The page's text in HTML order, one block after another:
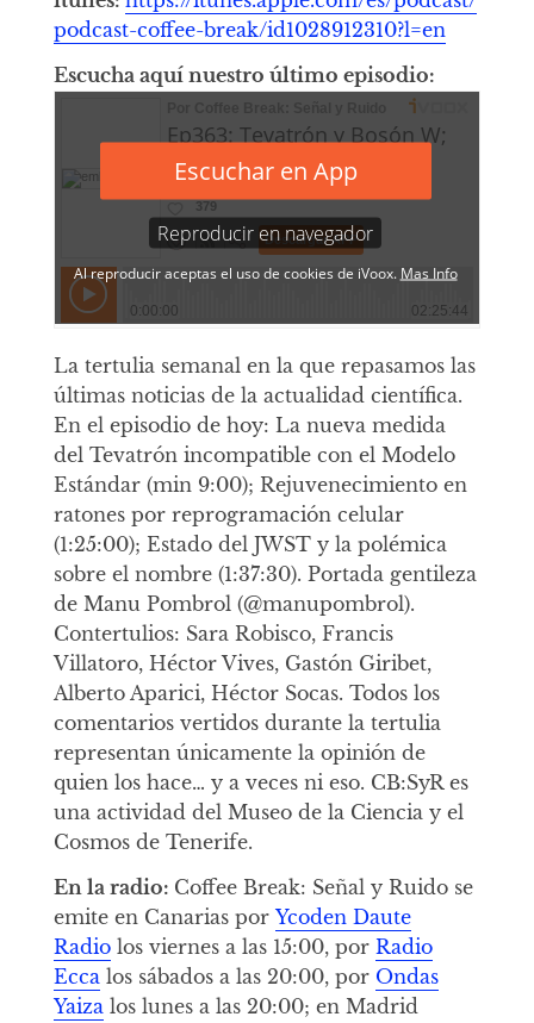
podcast-coffee-break/id1028912310?l=en
Escucha aquí nuestro último episodio:
La tertulia semanal en la que repasamos las
últimas noticias de la actualidad científica.
En el episodio de hoy: La nueva medida
del Tevatrón incompatible con el Modelo
Estándar (min 9:00); Rejuvenecimiento en
ratones por reprogramación celular
(1:25:00); Estado del JWST y la polémica
sobre el nombre (1:37:30). Portada gentileza
de Manu Pombrol (@manupombrol).
Contertulios: Sara Robisco, Francis
Villatoro, Héctor Vives, Gastón Giribet,
Alberto Aparici, Héctor Socas. Todos los
comentarios vertidos durante la tertulia
representan únicamente la opinión de
quien los hace… y a veces ni eso. CB:SyR es
una actividad del Museo de la Ciencia y el
Cosmos de Tenerife.
En la radio: Coffee Break: Señal y Ruido se
emite en Canarias por Ycoden Daute
Radiolos viernes a las 15:00, por Radio
Eccalos sábados a las 20:00, por Ondas
Yaizalos lunes a las 20:00; en Madrid